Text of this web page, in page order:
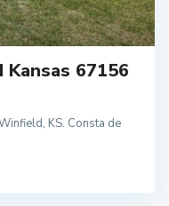
67156
KS. Consta de